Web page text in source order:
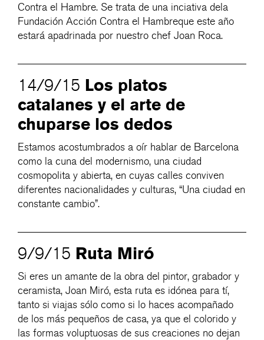
Contra el Hambre. Se trata de una inciativa dela
Fundación Acción Contra el Hambreque este año
estará apadrinada por nuestro chef Joan Roca.
14/9/15 Los platos
catalanes y el arte de
chuparse los dedos
Estamos acostumbrados a oír hablar de Barcelona
como la cuna del modernismo, una ciudad
cosmopolita y abierta, en cuyas calles conviven
diferentes nacionalidades y culturas, “Una ciudad en
constante cambio”.
9/9/15 Ruta Miró
Si eres un amante de la obra del pintor, grabador y
ceramista, Joan Miró, esta ruta es idónea para tí,
tanto si viajas sólo como si lo haces acompañado
de los más pequeños de casa, ya que el colorido y
las formas voluptuosas de sus creaciones no dejan